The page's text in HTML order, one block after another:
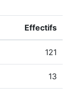
Effectifs
121
13